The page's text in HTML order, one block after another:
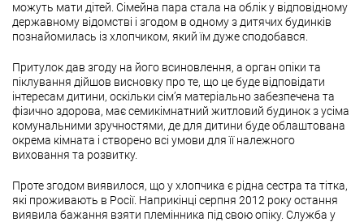
можуть мати дітей. Сімейна пара стала на облік у відповідному
державному відомстві і згодом в одному з дитячих будинків
познайомилась із хлопчиком, який їм дуже сподобався.
Притулок дав згоду на його всиновлення, а орган опіки та
піклування дійшов висновку про те, що це буде відповідати
інтересам дитини, оскільки сім’я матеріально забезпечена та
фізично здорова, має семикімнатний житловий будинок з усіма
комунальними зручностями, де для дитини буде облаштована
окрема кімната і створено всі умови для її належного
виховання та розвитку.
Проте згодом виявилося, що у хлопчика є рідна сестра та тітка,
які проживають в Росії. Наприкінці серпня 2012 року остання
виявила бажання взяти племінника під свою опіку. Служба у